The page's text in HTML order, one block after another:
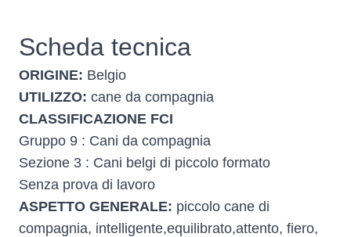
Scheda tecnica
ORIGINE: Belgio
UTILIZZO: cane da compagnia
CLASSIFICAZIONE FCI
Gruppo 9 : Cani da compagnia
Sezione 3 : Cani belgi di piccolo formato
Senza prova di lavoro
ASPETTO GENERALE: piccolo cane di
compagnia, intelligente,equilibrato,attento, fiero,